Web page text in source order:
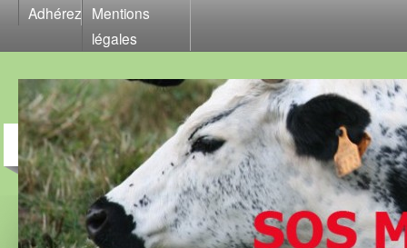
Adhérez Mentions
légales